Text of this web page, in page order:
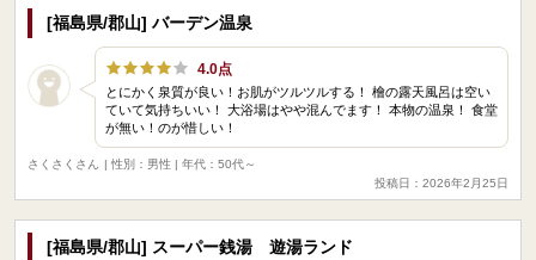
[福島県/郡山] バーデン温泉
4.0点
とにかく泉質が良い！お肌がツルツルする！ 檜の露天風呂は空い
ていて気持ちいい！ 大浴場はやや混んでます！ 本物の温泉！ 食堂
が無い！のが惜しい！
さくさくさん
| 性別：男性 | 年代：50代～
投稿日：2026年2月25日
[福島県/郡山] スーパー銭湯 遊湯ランド